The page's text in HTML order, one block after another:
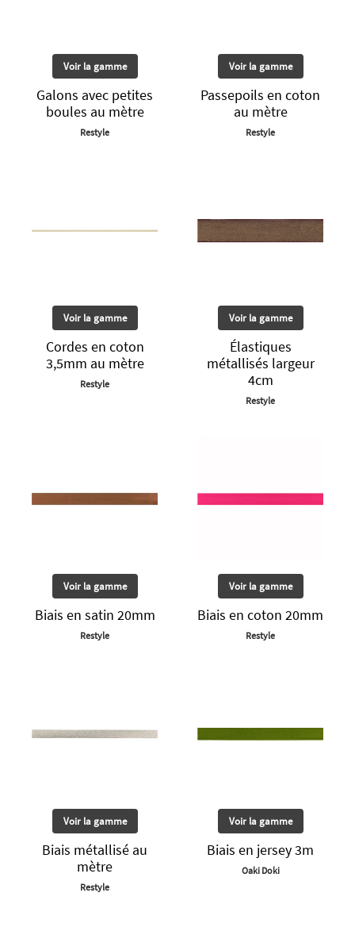
Voir la gamme
Galons avec petites
boules au mètre
Restyle
Voir la gamme
Passepoils en coton
au mètre
Restyle
Voir la gamme
Cordes en coton
3,5mm au mètre
Restyle
Voir la gamme
Élastiques
métallisés largeur
4cm
Restyle
Voir la gamme
Biais en satin 20mm
Restyle
Voir la gamme
Biais en coton 20mm
Restyle
Voir la gamme
Biais métallisé au
mètre
Restyle
Voir la gamme
Biais en jersey 3m
Oaki Doki